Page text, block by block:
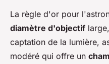
La règle d'or pour
diamètre d'objectif
captation de la lumière,
modéré qui offre un